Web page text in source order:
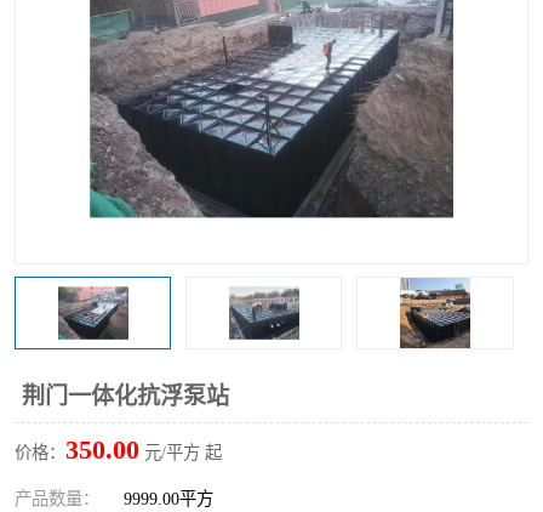
荆门一体化抗浮泵站
价格： 350.00 元/平方 起
产品数量： 9999.00平方